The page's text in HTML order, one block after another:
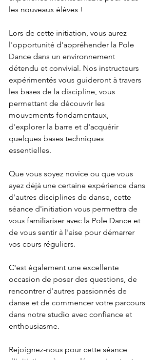
les nouveaux élèves !
Lors de cette initiation, vous aurez
l'opportunité d'appréhender la Pole
Dance dans un environnement
détendu et convivial. Nos instructeurs
expérimentés vous guideront à travers
les bases de la discipline, vous
permettant de découvrir les
mouvements fondamentaux,
d'explorer la barre et d'acquérir
quelques bases techniques
essentielles.
Que vous soyez novice ou que vous
ayez déjà une certaine expérience dans
d'autres disciplines de danse, cette
séance d'initiation vous permettra de
vous familiariser avec la Pole Dance et
de vous sentir à l'aise pour démarrer
vos cours réguliers.
C'est également une excellente
occasion de poser des questions, de
rencontrer d'autres passionnés de
danse et de commencer votre parcours
dans notre studio avec confiance et
enthousiasme.
Rejoignez-nous pour cette séance